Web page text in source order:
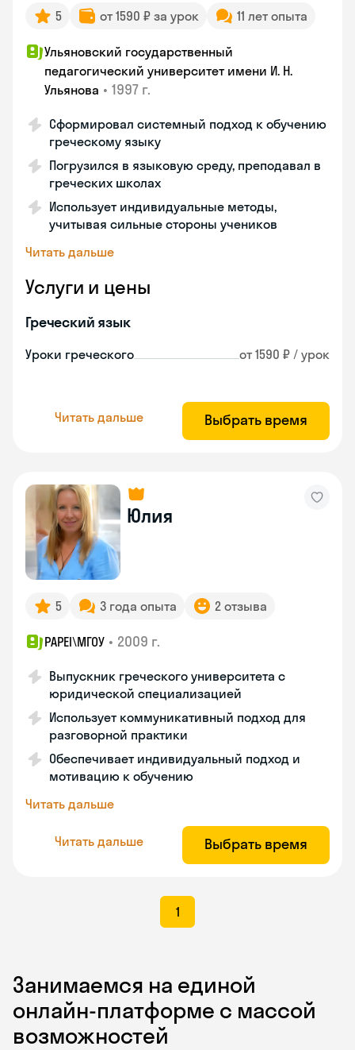
5 от 1590 ₽ за урок 11 лет опыта
Ульяновский государственный
педагогический университет имени И. Н.
Ульянова • 1997 г.
Сформировал системный подход к обучению
греческому языку
Погрузился в языковую среду, преподавал в
греческих школах
Использует индивидуальные методы,
учитывая сильные стороны учеников
Читать дальше
Услуги и цены
Греческий язык
Уроки греческого от 1590 ₽ / урок
Читать дальше Выбрать время
Юлия
5 3 года опыта 2 отзыва
PAPEI\MГОУ • 2009 г.
Выпускник греческого университета с
юридической специализацией
Использует коммуникативный подход для
разговорной практики
Обеспечивает индивидуальный подход и
мотивацию к обучению
Читать дальше
Читать дальше Выбрать время
1
Занимаемся на единой
онлайн-платформе с массой
возможностей